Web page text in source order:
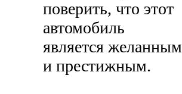
поверить, что этот
автомобиль
является желанным
и престижным.